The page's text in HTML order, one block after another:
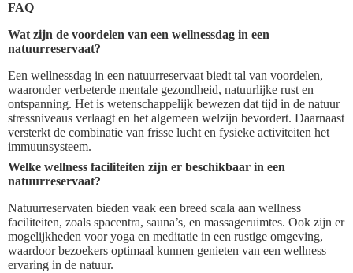
FAQ
Wat zijn de voordelen van een wellnessdag in een
natuurreservaat?
Een wellnessdag in een natuurreservaat biedt tal van voordelen,
waaronder verbeterde mentale gezondheid, natuurlijke rust en
ontspanning. Het is wetenschappelijk bewezen dat tijd in de natuur
stressniveaus verlaagt en het algemeen welzijn bevordert. Daarnaast
versterkt de combinatie van frisse lucht en fysieke activiteiten het
immuunsysteem.
Welke wellness faciliteiten zijn er beschikbaar in een
natuurreservaat?
Natuurreservaten bieden vaak een breed scala aan wellness
faciliteiten, zoals spacentra, sauna’s, en massageruimtes. Ook zijn er
mogelijkheden voor yoga en meditatie in een rustige omgeving,
waardoor bezoekers optimaal kunnen genieten van een wellness
ervaring in de natuur.